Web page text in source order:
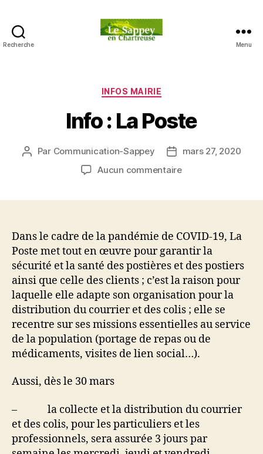
Recherche
en
Chartreuse
Menu
Catégories
INFOS MAIRIE
Info : La Poste
Auteur
Par Communication-Sappey
Date
de
mars 27, 2020
Aucun commentairesur
Dans le cadre de la pandémie de COVID-19, La
Poste met tout en œuvre pour garantir la
sécurité et la santé des postières et des postiers
ainsi que celle des clients ; c’est la raison pour
laquelle elle adapte son organisation pour la
distribution du courrier et des colis ; elle se
recentre sur ses missions essentielles au service
de la population (portage de repas ou de
médicaments, visites de lien social…).
Aussi, dès le 30 mars
– la collecte et la distribution du courrier
et des colis, pour les particuliers et les
professionnels, sera assurée 3 jours par